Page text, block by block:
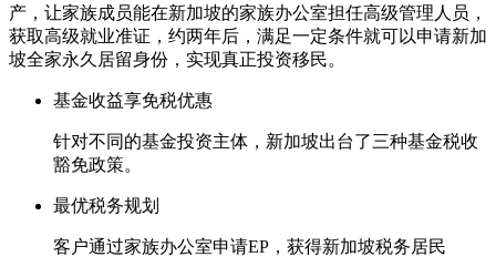
产，让家族成员能在新加坡的家族办公室担任高级管理人员，
获取高级就业准证，约两年后，满足一定条件就可以申请新加
坡全家永久居留身份，实现真正投资移民。
基金收益享免税优惠
针对不同的基金投资主体，新加坡出台了三种基金税收
豁免政策。
最优税务规划
客户通过家族办公室申请EP，获得新加坡税务居民